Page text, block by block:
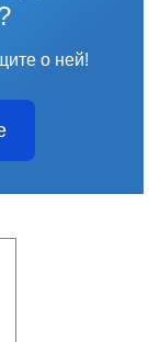
о ней!